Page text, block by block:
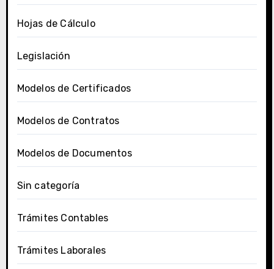
Hojas de Cálculo
Legislación
Modelos de Certificados
Modelos de Contratos
Modelos de Documentos
Sin categoría
Trámites Contables
Trámites Laborales